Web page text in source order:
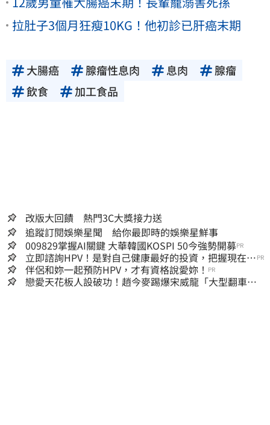
拉肚子3個月狂瘦10KG！他初診已肝癌末期
大腸癌 腺瘤性息肉 息肉
腺瘤
飲食
加工食品
改版大回饋 熱門3C大獎接力送
追蹤訂閱娛樂星聞 給你最即時的娛樂星鮮事
009829掌握AI關鍵 大華韓國KOSPI 50今強勢開募PR
立即諮詢HPV！是對自己健康最好的投資，把握現在不
嫌晚！
PR
伴侶和妳一起預防HPV，才有資格說愛妳！ PR
戀愛天花板人設破功！趙今麥踢爆宋威龍「大型翻車現